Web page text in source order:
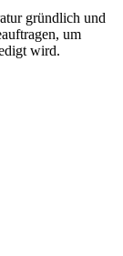
gründlich und
um
wird.